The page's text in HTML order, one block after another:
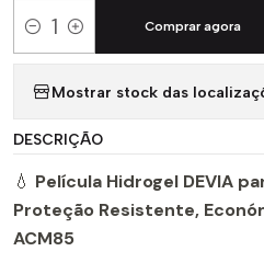
Quantidade
Comprar agora
Mostrar stock das
DESCRIÇÃO
💧 Película Hidrogel DEVIA
Proteção Resistente,
ACM85